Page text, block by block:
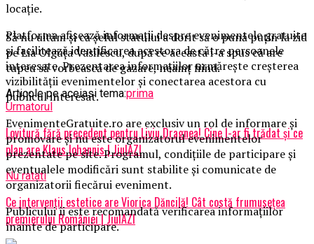
Să nu uităm şi că şeful statului a dorit să o pună puţin la zid
pe Lia Olguţa Vasilescu, după ce aceasta i-a spus că are
tupeu să vorbească de gazare, neamţ fiind.
Articole pe aceiasi tema:prima
Urmatorul
Lovitură fără precedent pentru Liviu Dragnea! Cine l-ar fi trădat și ce
plan are Klaus Iohannis | JiulAZI
Nu ratati
Ce intervenţii estetice are Viorica Dăncilă! Cât costă frumusețea
premierului României | JiulAZI
locație.
Platforma afișează informații despre evenimentele gratuite
și facilitează identificarea acestora de către persoanele
interesate. Prezentarea informațiilor urmărește creșterea
vizibilității evenimentelor și conectarea acestora cu
publicul interesat.
EvenimenteGratuite.ro are exclusiv un rol de informare și
promovare și nu este organizatorul evenimentelor
prezentate pe site. Programul, condițiile de participare și
eventualele modificări sunt stabilite și comunicate de
organizatorii fiecărui eveniment.
Publicului îi este recomandată verificarea informațiilor
înainte de participare.